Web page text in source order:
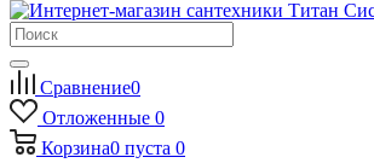
Сравнение0
Отложенные 0
Корзина0 пуста 0